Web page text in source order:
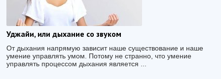
Уджайи, или дыхание со звуком
От дыхания напрямую зависит наше существование и наше
умение управлять умом. Потому не странно, что умение
управлять процессом дыхания является ...